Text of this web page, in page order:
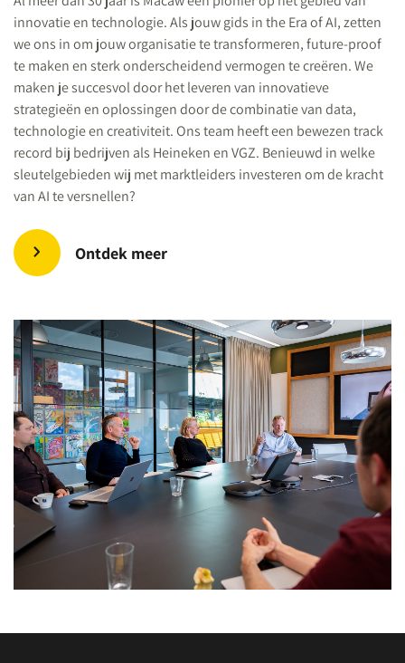
innovatie en technologie. Als jouw gids in the Era of AI, zetten
we ons in om jouw organisatie te transformeren, future-proof
te maken en sterk onderscheidend vermogen te creëren. We
maken je succesvol door het leveren van innovatieve
strategieën en oplossingen door de combinatie van data,
technologie en creativiteit. Ons team heeft een bewezen track
record bij bedrijven als Heineken en VGZ. Benieuwd in welke
sleutelgebieden wij met marktleiders investeren om de kracht
van AI te versnellen?
Ontdek meer